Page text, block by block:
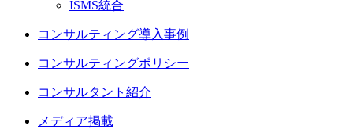
ISMS統合
コンサルティング導入事例
コンサルティングポリシー
コンサルタント紹介
メディア掲載